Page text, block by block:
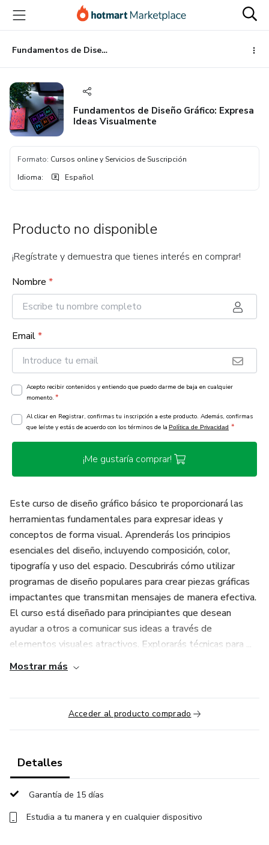
principal
página
de
página
Fundamentos de Diseño Gráfico: Expresa Ideas Visualmente
Fundamentos de Diseño Gráfico: Expresa
Ideas Visualmente
Formato: Cursos online y Servicios de Suscripción
Idioma: Español
Producto no disponible
¡Regístrate y demuestra que tienes interés en comprar!
Nombre *
Email*
Acepto recibir contenidos y entiendo que puedo darme de baja en cualquier
momento. *
Al clicar en Registrar, confirmas tu inscripción a este producto. Además, confirmas
que leíste y estás de acuerdo con los términos de la Política de Privacidad *
¡Me gustaría comprar!
Este curso de diseño gráfico básico te proporcionará las
herramientas fundamentales para expresar ideas y
conceptos de forma visual. Aprenderás los principios
esenciales del diseño, incluyendo composición, color,
tipografía y uso del espacio. Descubrirás cómo utilizar
programas de diseño populares para crear piezas gráficas
impactantes que transmitan mensajes de manera efectiva.
El curso está diseñado para principiantes que desean
ayudar a otros a comunicar sus ideas a través de
elementos visuales atractivos. Explorarás técnicas para ...
Mostrar más
Acceder al producto comprado
Detalles
Garantía de 15 días
Estudia a tu manera y en cualquier dispositivo